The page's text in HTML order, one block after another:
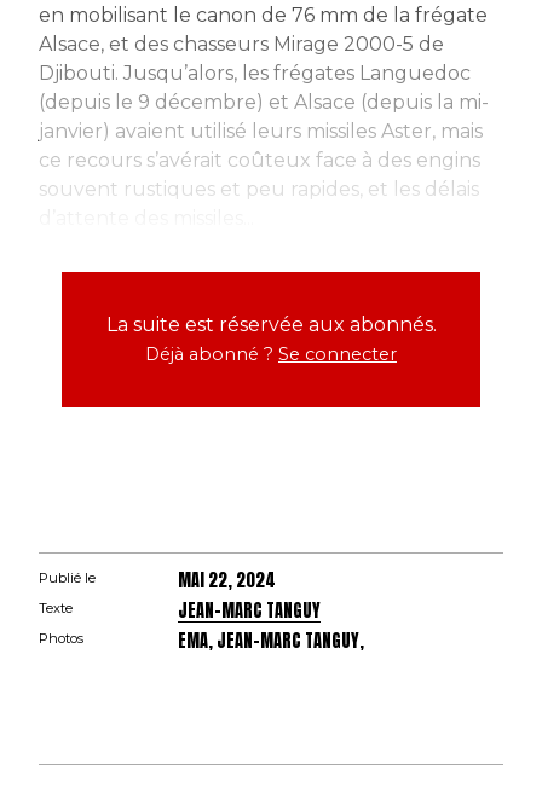
en mobilisant le canon de 76 mm de la frégate
Alsace, et des chasseurs Mirage 2000-5 de
Djibouti. Jusqu’alors, les frégates Languedoc
(depuis le 9 décembre) et Alsace (depuis la mi-
janvier) avaient utilisé leurs missiles Aster, mais
ce recours s’avérait coûteux face à des engins
souvent rustiques et peu rapides, et les délais
La suite est réservée aux abonnés.
Déjà abonné ? Se connecter
Publié le MAI 22, 2024
Texte JEAN-MARC TANGUY
Photos EMA, JEAN-MARC TANGUY,